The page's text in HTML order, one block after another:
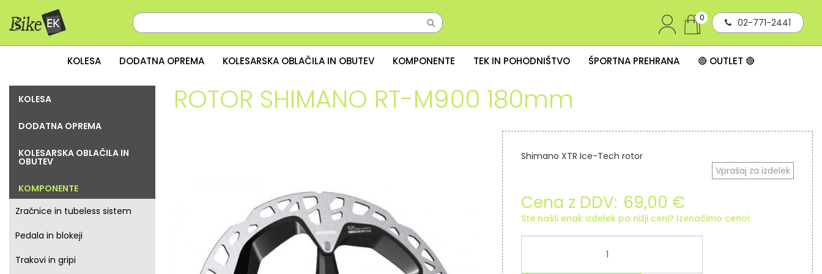
02-771-2441
0
KOLESA DODATNA OPREMA KOLESARSKA OBLAČILA IN OBUTEV KOMPONENTE TEK IN POHODNIŠTVO ŠPORTNA PREHRANA 🔴 OUTLET 🔴
KOLESA
DODATNA OPREMA
KOLESARSKA OBLAČILA IN
OBUTEV
KOMPONENTE
Zračnice in tubeless sistem
Pedala in blokeji
Trakovi in gripi
ROTOR SHIMANO RT-M900 180mm
Shimano XTR Ice-Tech rotor
Vprašaj za izdelek
Cena z DDV: 69,00 €
Ste našli enak izdelek po nižji ceni? Izenačimo ceno!